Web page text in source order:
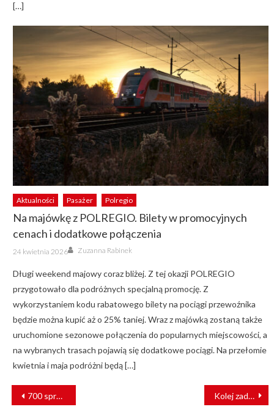
[…]
Aktualności Pasażer Polregio
Na majówkę z POLREGIO. Bilety w promocyjnych
cenach i dodatkowe połączenia
Posted
on
24 kwietnia 2026 Author
Zuzanna Rabinek
Długi weekend majowy coraz bliżej. Z tej okazji POLREGIO
przygotowało dla podróżnych specjalną promocję. Z
wykorzystaniem kodu rabatowego bilety na pociągi przewoźnika
będzie można kupić aż o 25% taniej. Wraz z majówką zostaną także
uruchomione sezonowe połączenia do popularnych miejscowości, a
na wybranych trasach pojawią się dodatkowe pociągi. Na przełomie
kwietnia i maja podróżni będą […]
NAWIGACJA
WPISU
700 spraw Rzecznika Praw Pasażera Kolei Kolej zadowolona z naszych produktów